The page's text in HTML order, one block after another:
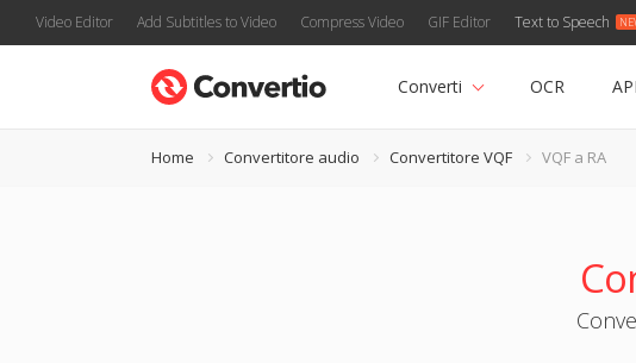
Video Editor Add Subtitles to Video Compress Video GIF Editor Text to Speech
Converti OCR API
Home Convertitore audio Convertitore VQF VQF a RA